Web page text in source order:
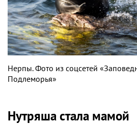
Нерпы. Фото из соцсетей
Подлеморья»
Нутряша стала мамой